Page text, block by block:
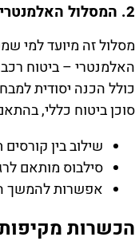
2. המסלול האלמנטרי
מסלול זה מיועד למי
האלמנטרי – ביטוח
כולל הכנה יסודית
סוכן ביטוח כללי,
שילוב בין
סילבוס מותאם
אפשרות להמשך
הכשרות